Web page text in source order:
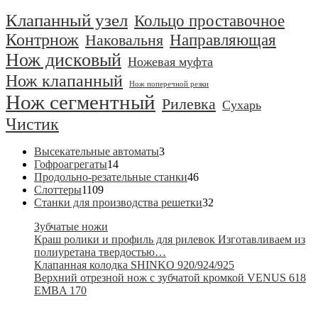
Клапанный узел Кольцо проставочное
Контрнож Наковальня Направляющая
Нож дисковый Ножевая муфта
Нож клапанный Нож поперечной резки
Нож сегментный Рилевка Сухарь
Чистик
Высекательные автоматы33
Гофроагрегаты1414
товаров
Продольно-резательные станки4646
Слоттеры11091109
товаров
Станки для производства решетки32
Зубчатые ножи
Краш ролики и профиль для рилевок Изготавливаем из
полиуретана твердостью…
Клапанная колодка SHINKO 920/924/925
Верхний отрезной нож с зубчатой кромкой VENUS 618
EMBA 170